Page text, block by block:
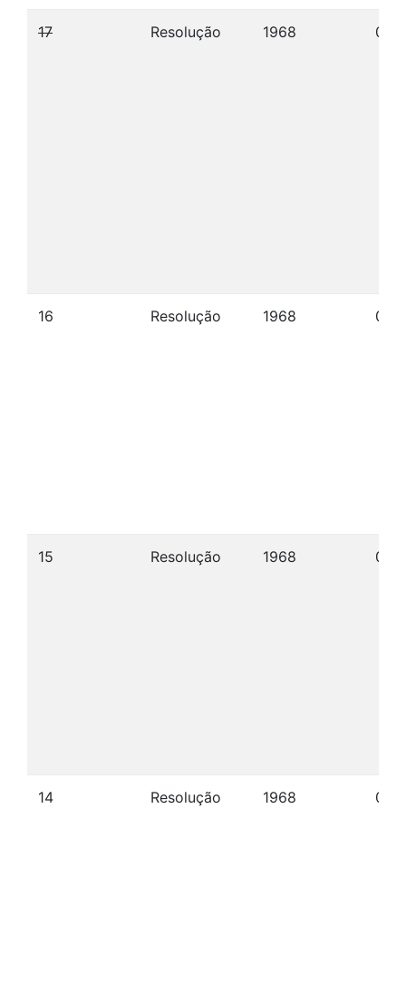
17 Resolução 1968 04/
16 Resolução 1968 04/
15 Resolução 1968 04/
14 Resolução 1968 04/